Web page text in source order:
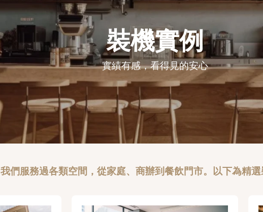
沛宸AQUATEK
愛科濾淨
櫻花Sakura
裝機實例
實績有感，看得見的安心
我們服務過各類空間，從家庭、商辦到餐飲門市。以下為精選